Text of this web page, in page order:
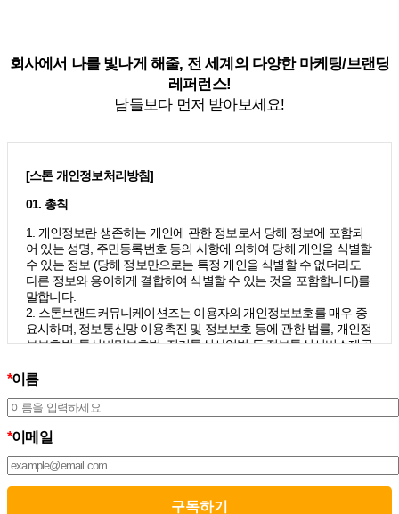
회사에서 나를 빛나게 해줄, 전 세계의 다양한 마케팅/브랜딩
레퍼런스!
남들보다 먼저 받아보세요!
[스톤 개인정보처리방침]
01. 총칙
1. 개인정보란 생존하는 개인에 관한 정보로서 당해 정보에 포함되
어 있는 성명, 주민등록번호 등의 사항에 의하여 당해 개인을 식별할
수 있는 정보 (당해 정보만으로는 특정 개인을 식별할 수 없더라도
다른 정보와 용이하게 결합하여 식별할 수 있는 것을 포함합니다)를
말합니다.
2. 스톤브랜드커뮤니케이션즈는 이용자의 개인정보보호를 매우 중
요시하며, 정보통신망 이용촉진 및 정보보호 등에 관한 법률, 개인정
보보호법, 통신비밀보호법, 전기통신사업법 등 정보통신서비스제공
개인정보처리방침을 통하여 이용자가 제공하는 개인정보가 어떠한
치가 취해지고 있는지 알려드립니다.
선을 위하여 개정하는데 필요한 절차를 정하고 있으며, 개인정보처
리방침을 회사의 필요와 사회적 변화에 맞게 변경할 수 있습니다. 그
리고 개인정보처리방침을 개정하는 경우 버전번호 등을 부여하여
개정된 사항을 이용자께서 쉽게 알아볼 수 있도록 하고 있습니다.
*이름
*이메일